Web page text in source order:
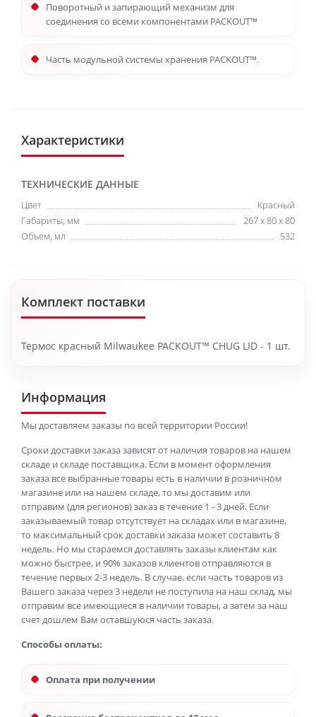
Поворотный и запирающий механизм для
соединения со всеми компонентами PACKOUT™
Часть модульной системы хранения PACKOUT™.
Характеристики
ТЕХНИЧЕСКИЕ ДАННЫЕ
Цвет
Красный
Габариты, мм
267 x 80 x 80
Объем, мл
532
Комплект поставки
Термос красный Milwaukee PACKOUT™ CHUG LID - 1 шт.
Информация
Мы доставляем заказы по всей территории России!
Сроки доставки заказа зависят от наличия товаров на нашем
складе и складе поставщика. Если в момент оформления
заказа все выбранные товары есть в наличии в розничном
магазине или на нашем складе, то мы доставим или
отправим (для регионов) заказ в течение 1 - 3 дней. Если
заказываемый товар отсутствует на складах или в магазине,
то максимальный срок доставки заказа может составить 8
недель. Но мы стараемся доставлять заказы клиентам как
можно быстрее, и 90% заказов клиентов отправляются в
течение первых 2-3 недель. В случае, если часть товаров из
Вашего заказа через 3 недели не поступила на наш склад, мы
отправим все имеющиеся в наличии товары, а затем за наш
счет дошлем Вам оставшуюся часть заказа.
Способы оплаты:
Оплата при получении